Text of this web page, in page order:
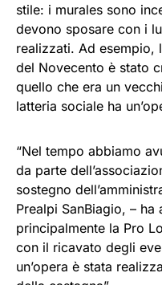
stile: i murales sono
devono sposare con i
realizzati. Ad esempio,
del Novecento è stato
quello che era un
latteria sociale ha
“Nel tempo abbiamo
da parte
sostegno
Prealpi SanBiagio, – ha
principalmente la Pro
con il ricavato degli
un’opera è stata